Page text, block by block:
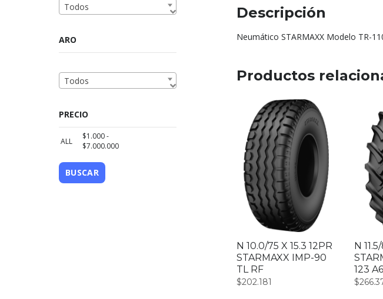
Descripción
Neumático STARMAXX Modelo TR-
Productos
N 10.0/75 X 15.3 12PR
STARMAXX IMP-90
TL RF
$202.181
N
123
$
Todos
ARO
Todos
PRECIO
ALL $1.000-
$7.000.000
BUSCAR